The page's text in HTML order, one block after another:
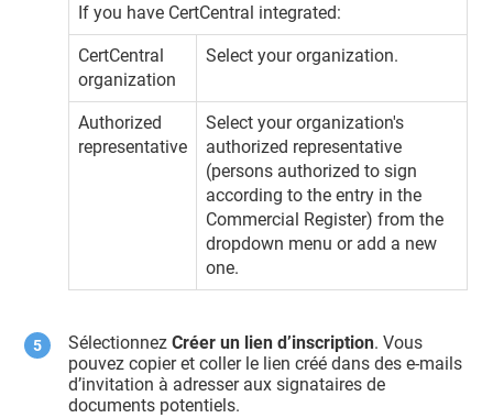
If you have CertCentral integrated:
CertCentral
organization
Select your organization.
Authorized
representative
Select your organization's
authorized representative
(persons authorized to sign
according to the entry in the
Commercial Register) from the
dropdown menu or add a new
one.
SélectionnezCréer un lien d’inscription. Vous
pouvez copier et coller le lien créé dans des e-mails
d’invitation à adresser aux signataires de
documents potentiels.